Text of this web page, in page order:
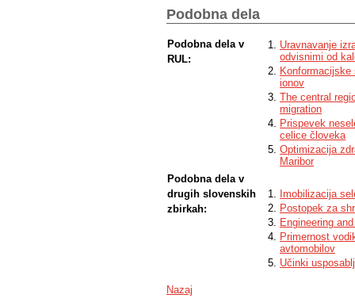
Podobna dela
Podobna dela v
RUL:
Uravnavanje
odvisnimi od
ionov
The central
migration
Prispevek
celice človeka
Optimizacija
Maribor
Podobna dela v
drugih slovenskih
zbirkah:
Imobilizacija
Postopek za
Engineering
Primernost
avtomobilov
Učinki
Nazaj